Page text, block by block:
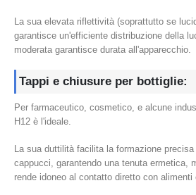
La sua elevata riflettività (soprattutto se
garantisce un'efficiente distribuzione della
moderata garantisce durata all'apparecchio.
Tappi e chiusure per bottiglie:
Per farmaceutico, cosmetico, e alcune
H12 è l'ideale.
La sua duttilità facilita la formazione
cappucci, garantendo una tenuta ermetica,
rende idoneo al contatto diretto con alimenti